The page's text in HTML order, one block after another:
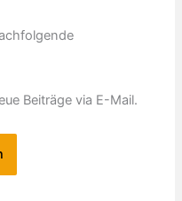
Beiträge via E-Mail.